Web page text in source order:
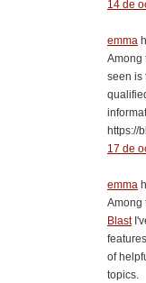
14 de
emma
Among
seen is
https://
17 de
emma
Among
Blast
of
topics.